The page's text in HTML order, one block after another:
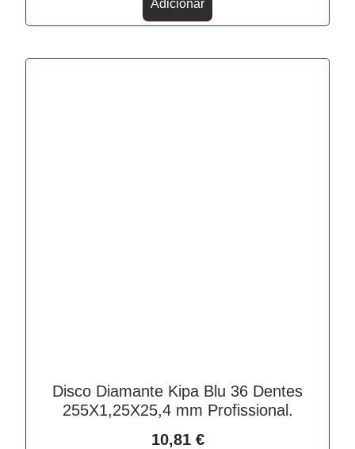
Adicionar
Disco Diamante Kipa Blu 36 Dentes
255X1,25X25,4 mm Profissional.
10,81 €